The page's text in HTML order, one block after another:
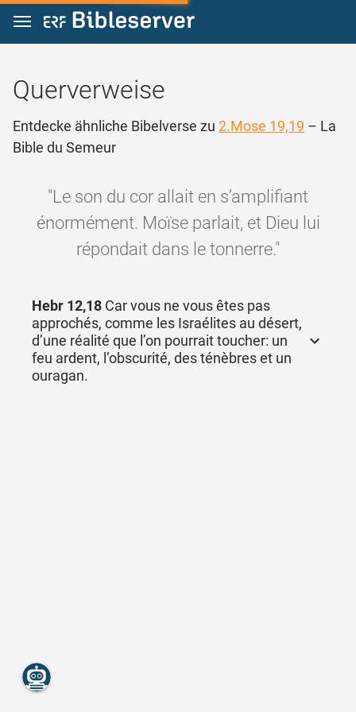
Zum Inhalt springen
Querverweise
Entdecke ähnliche Bibelverse zu 2.Mose 19,19 – La
Bible du Semeur
"Le son du cor allait en s’amplifiant
énormément. Moïse parlait, et Dieu lui
répondait dans le tonnerre."
Hebr 12,18 Car vous ne vous êtes pas
approchés, comme les Israélites au désert,
d’une réalité que l’on pourrait toucher: un
feu ardent, l’obscurité, des ténèbres et un
ouragan.